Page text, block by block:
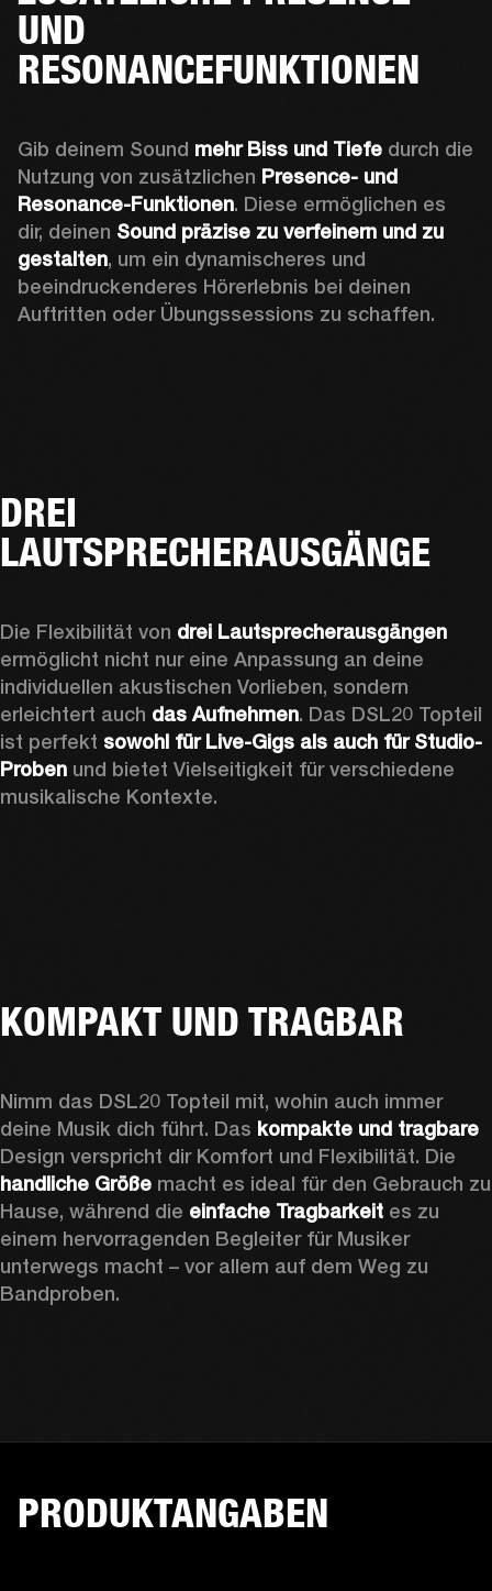
UND
RESONANCEFUNKTIONEN
Gib deinem Sound mehr Biss und Tiefe durch die
Nutzung von zusätzlichen Presence- und
Resonance-Funktionen. Diese ermöglichen es
dir, deinen Sound präzise zu verfeinern und zu
gestalten, um ein dynamischeres und
beeindruckenderes Hörerlebnis bei deinen
Auftritten oder Übungssessions zu schaffen.
DREI
LAUTSPRECHERAUSGÄNGE
Die Flexibilität von drei Lautsprecherausgängen
ermöglicht nicht nur eine Anpassung an deine
individuellen akustischen Vorlieben, sondern
erleichtert auch das Aufnehmen. Das DSL20 Topteil
ist perfekt sowohl für Live-Gigs als auch für Studio-
Proben und bietet Vielseitigkeit für verschiedene
musikalische Kontexte.
KOMPAKT UND TRAGBAR
Nimm das DSL20 Topteil mit, wohin auch immer
deine Musik dich führt. Das kompakte und tragbare
handliche Größe macht es ideal für den Gebrauch zu
Hause, während die einfache Tragbarkeit es zu
einem hervorragenden Begleiter für Musiker
unterwegs macht – vor allem auf dem Weg zu
Bandproben.
PRODUKTANGABEN